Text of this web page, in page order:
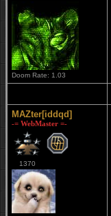
Doom Rate: 1.03
MAZter[iddqd]
-= WebMaster =-
1370